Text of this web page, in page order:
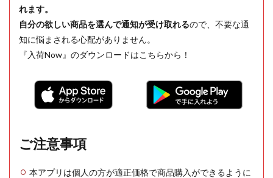
れます。
自分の欲しい商品を選んで通知が受け取れるので、不要な通
知に悩まされる心配がありません。
『入荷Now』のダウンロードはこちらから！
ご注意事項
本アプリは個人の方が適正価格で商品購入ができるように